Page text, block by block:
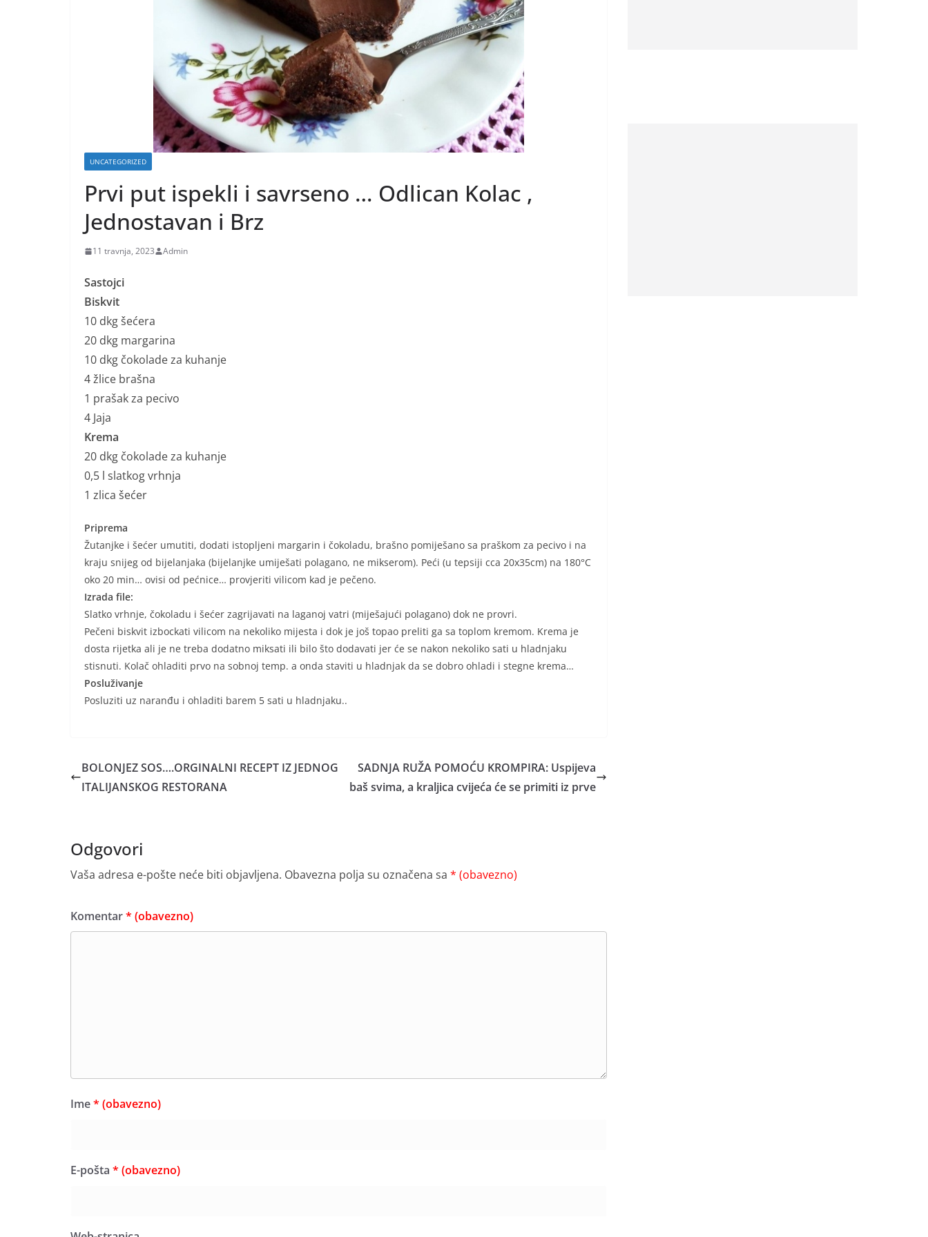
UNCATEGORIZED
Prvi put ispekli i savrseno … Odlican Kolac ,
Jednostavan i Brz
11 travnja, 2023 Admin
Sastojci
Biskvit
10 dkg šećera
20 dkg margarina
10 dkg čokolade za kuhanje
4 žlice brašna
1 prašak za pecivo
4 Jaja
Krema
20 dkg čokolade za kuhanje
0,5 l slatkog vrhnja
1 zlica šećer
Priprema
Žutanjke i šećer umutiti, dodati istopljeni margarin i čokoladu, brašno pomiješano sa praškom za pecivo i na
kraju snijeg od bijelanjaka (bijelanjke umiješati polagano, ne mikserom). Peći (u tepsiji cca 20x35cm) na 180°C
oko 20 min… ovisi od pećnice… provjeriti vilicom kad je pečeno.
Izrada file:
Slatko vrhnje, čokoladu i šećer zagrijavati na laganoj vatri (miješajući polagano) dok ne provri.
Pečeni biskvit izbockati vilicom na nekoliko mijesta i dok je još topao preliti ga sa toplom kremom. Krema je
dosta rijetka ali je ne treba dodatno miksati ili bilo što dodavati jer će se nakon nekoliko sati u hladnjaku
stisnuti. Kolač ohladiti prvo na sobnoj temp. a onda staviti u hladnjak da se dobro ohladi i stegne krema…
Posluživanje
Posluziti uz naranđu i ohladiti barem 5 sati u hladnjaku..
BOLONJEZ SOS….ORGINALNI RECEPT IZ JEDNOG
ITALIJANSKOG RESTORANA
SADNJA RUŽA POMOĆU KROMPIRA: Uspijeva
baš svima, a kraljica cvijeća će se primiti iz prve
Odgovori
Vaša adresa e-pošte neće biti objavljena. Obavezna polja su označena sa * (obavezno)
Komentar* (obavezno)
Ime* (obavezno)
E-pošta * (obavezno)